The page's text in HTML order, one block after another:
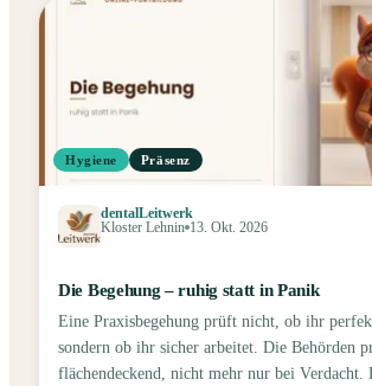
Hygiene Präsenz
dentalLeitwerk
Kloster Lehnin 13. Okt. 2026
Die Begehung – ruhig statt in Panik
Eine Praxisbegehung prüft nicht, ob ihr
sondern ob ihr sicher arbeitet. Die Behörden
flächendeckend, nicht mehr nur bei Verdacht.